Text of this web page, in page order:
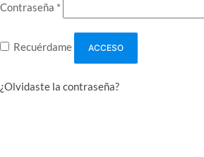
Contraseña *
Recuérdame ACCESO
¿Olvidaste la contraseña?